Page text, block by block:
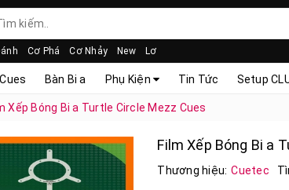
Cơ Phá Cơ Nhảy New Lơ
Bàn Bi a Phụ Kiện Tin Tức Setup
Xếp Bóng Bi a Turtle Circle Mezz Cues
Film Xếp Bóng Bi a
Thương hiệu: Cuetec